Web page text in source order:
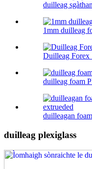
duilleag
1mm duilleag
Duilleag Forex
duilleag foam
duilleagan
duilleag plexiglass